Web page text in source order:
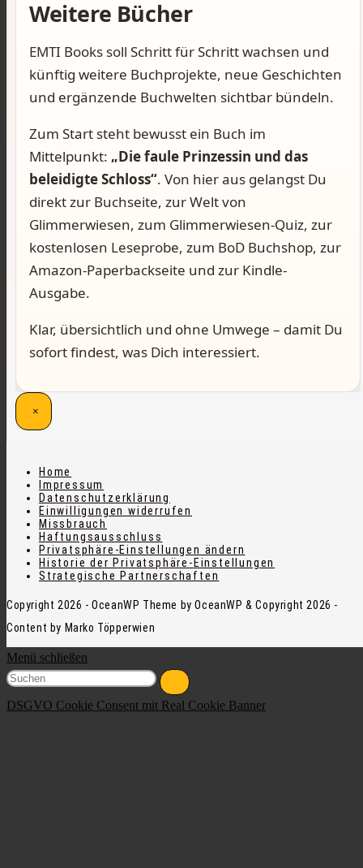
Weitere Bücher
EMTI Books soll Schritt für Schritt wachsen und
künftig weitere Buchprojekte, neue Geschichten
und ergänzende Buchwelten sichtbar bündeln.
Zum Start steht bewusst ein Buch im
Mittelpunkt: „Die faule Prinzessin und das
beleidigte Schloss“. Von hier aus gelangst Du
direkt zur Buchseite, zur Welt von
Glimmerwiesen, zum Glimmerwiesen-Quiz, zur
kostenlosen Leseprobe, zum BoD Buchshop, zur
Amazon-Paperbackseite und zur Kindle-
Ausgabe.
Klar, übersichtlich und ohne Umwege – damit Du
sofort findest, was Dich interessiert.
×
Home
Impressum
Datenschutzerklärung
Einwilligungen widerrufen
Missbrauch
Haftungsausschluss
Privatsphäre-Einstellungen ändern
Historie der Privatsphäre-Einstellungen
Strategische Partnerschaften
Copyright 2026 - OceanWP Theme by OceanWP & Copyright 2026 -
Content by Marko Töpperwien
Menü schließen
DSGVO Cookie Consent mit Real Cookie Banner